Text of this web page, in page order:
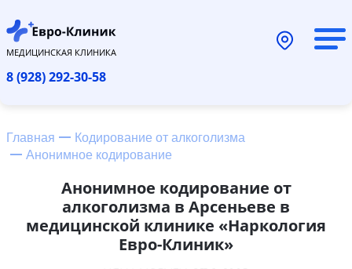
МЕДИЦИНСКАЯ КЛИНИКА
8 (928) 292-30-58
Главная
Кодирование от алкоголизма
Анонимное кодирование
Анонимное кодирование от
алкоголизма в Арсеньеве в
медицинской клинике «Наркология
Евро-Клиник»